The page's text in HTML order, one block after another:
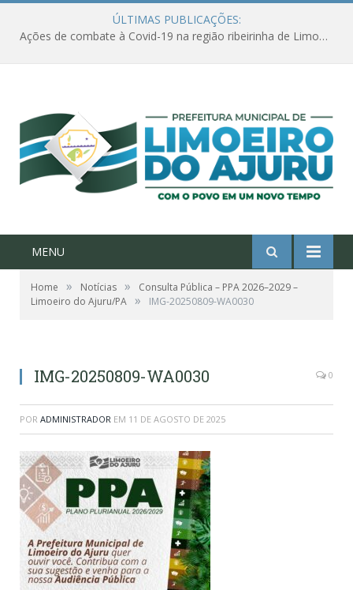
ÚLTIMAS PUBLICAÇÕES:
Ações de combate à Covid-19 na região ribeirinha de Limoeiro do Ajuru continuam
MENU
Home » Notícias »
Consulta Pública – PPA 2026–2029 –
Limoeiro do Ajuru/PA » IMG-20250809-WA0030
IMG-20250809-WA0030 0
POR ADMINISTRADOR EM 11 DE AGOSTO DE 2025